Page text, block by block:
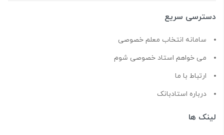
دسترسی سریع
سامانه انتخاب معلم خصوصی
می خواهم استاد خصوصی شوم
ارتباط با ما
درباره استادبانک
لینک ها